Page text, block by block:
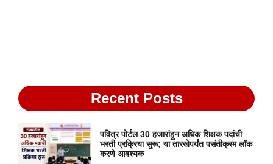
Recent Posts
पवित्र पोर्टल 30 हजारांहून अधिक शिक्षक पदांची
भरती प्रक्रिया सुरू; या तारखेपर्यंत पसंतीक्रम लॉक
करणे आवश्यक